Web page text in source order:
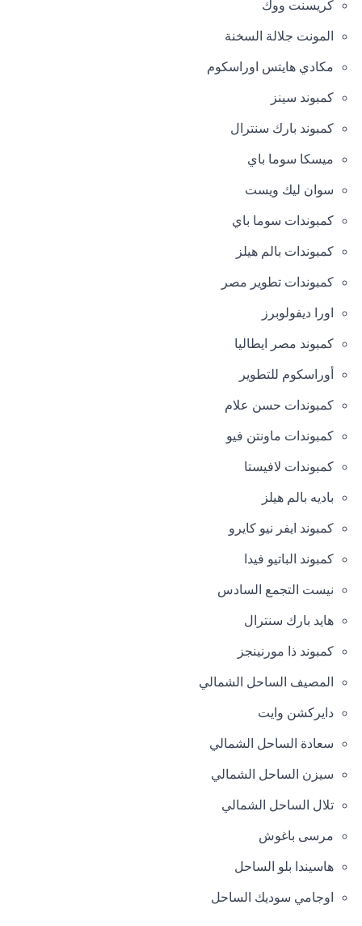
كريسنت ووك
المونت جلالة السخنة
مكادي هايتس اوراسكوم
كمبوند سينز
كمبوند بارك سنترال
ميسكا سوما باي
سوان ليك ويست
كمبوندات سوما باي
كمبوندات بالم هيلز
كمبوندات تطوير مصر
اورا ديفولوبرز
كمبوند مصر ايطاليا
أوراسكوم للتطوير
كمبوندات حسن علام
كمبوندات ماونتن فيو
كمبوندات لافيستا
باديه بالم هيلز
كمبوند ايفر نيو كايرو
كمبوند الباتيو فيدا
نيست التجمع السادس
هايد بارك سنترال
كمبوند ذا مورنينجز
المصيف الساحل الشمالي
دايركشن وايت
سعادة الساحل الشمالي
سيزن الساحل الشمالي
تلال الساحل الشمالي
مرسى باغوش
هاسيندا بلو الساحل
اوجامي سوديك الساحل